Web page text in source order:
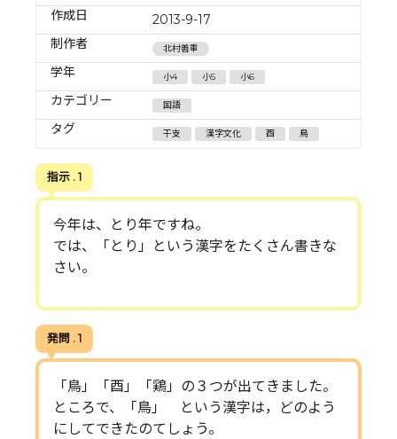
作成日
2013-9-17
制作者
北村善重
学年 小4 小5 小6
カテゴリー 国語
タグ 干支 漢字文化 酉 鳥
指示 . 1
今年は、とり年ですね。
では、「とり」という漢字をたくさん書きな
さい。
発問 . 1
「鳥」「酉」「鶏」の３つが出てきました。
ところで、「鳥」 という漢字は，どのよう
にしてできたのてしょう。